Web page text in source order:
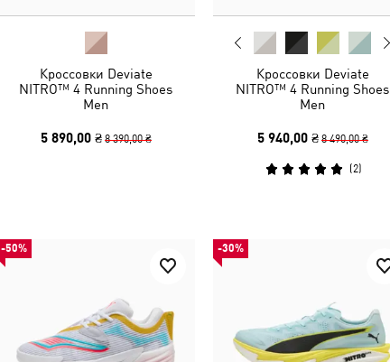
Кроссовки Deviate
NITRO™ 4 Running Shoes
Men
5 890,00 ₴ 8 390,00 ₴
Кроссовки Deviate
NITRO™ 4 Running Shoes
Men
5 940,00 ₴ 8 490,00 ₴
(2)
-50% -30%